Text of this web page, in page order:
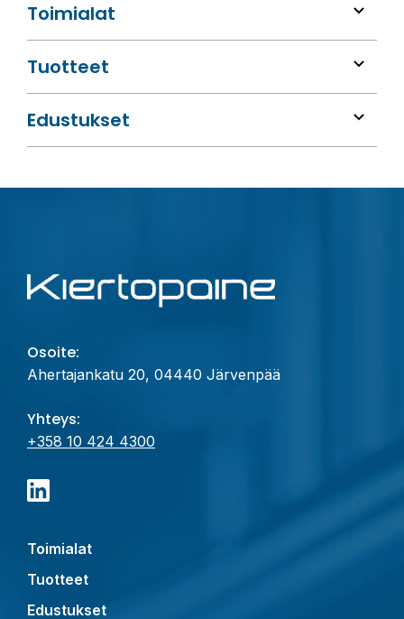
Toimialat
Tuotteet
Edustukset
Osoite:
Ahertajankatu 20, 04440 Järvenpää
Yhteys:
+358 10 424 4300
Toimialat
Tuotteet
Edustukset